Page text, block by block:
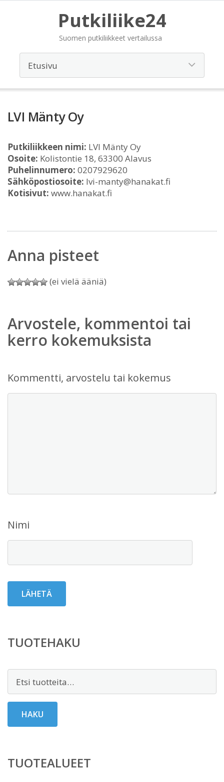
Putkiliike24
Suomen putkiliikkeet vertailussa
LVI Mänty Oy
Putkiliikkeen nimi: LVI Mänty Oy
Osoite: Kolistontie 18, 63300 Alavus
Puhelinnumero: 0207929620
Sähköpostiosoite: lvi-manty@hanakat.fi
Kotisivut: www.hanakat.fi
Anna pisteet
(ei vielä ääniä)
Arvostele, kommentoi tai
kerro kokemuksista
Kommentti, arvostelu tai kokemus
Nimi
TUOTEHAKU
HAKU
TUOTEALUEET